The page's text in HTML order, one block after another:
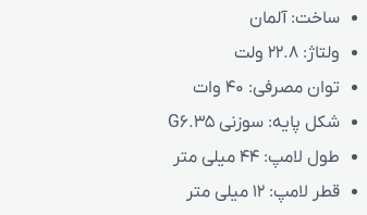
ساخت:آلمان
ولتاژ: 22.8 ولت
توان مصرفی: 40 وات
شکل پایه: سوزنی G6.35
طول لامپ: 44 میلی متر
قطر لامپ: 12 میلی متر